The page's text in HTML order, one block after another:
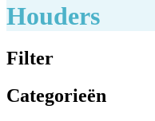
Houders
Filter
Categorieën